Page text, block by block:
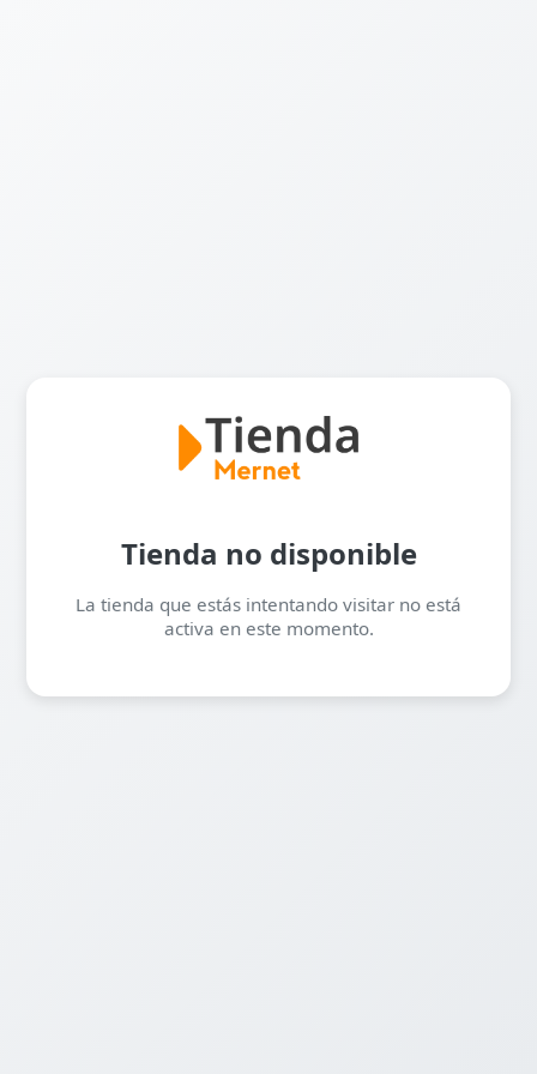
Tienda no disponible
La tienda que estás intentando visitar no está
activa en este momento.